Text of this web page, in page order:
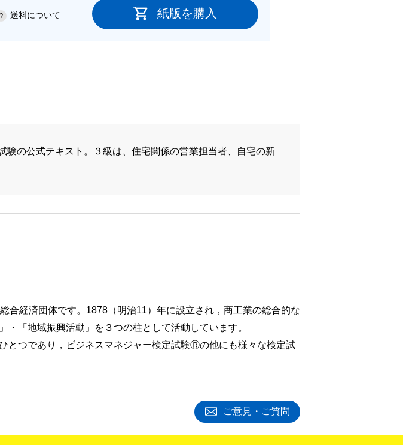
紙版を購入
送料について
の公式テキスト。３級は、住宅関係の営業担当者、自宅の新
合経済団体です。1878（明治11）年に設立され，商工業の総合的な
「地域振興活動」を３つの柱として活動しています。
とつであり，ビジネスマネジャー検定試験Ⓡの他にも様々な検定試
ご意見・ご質問